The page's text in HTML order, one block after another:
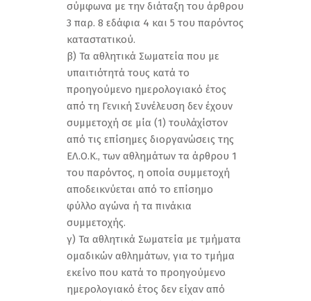
σύμφωνα με την διάταξη του άρθρου
3 παρ. 8 εδάφια 4 και 5 του παρόντος
καταστατικού.
β) Τα αθλητικά Σωματεία που με
υπαιτιότητά τους κατά το
προηγούμενο ημερολογιακό έτος
από τη Γενική Συνέλευση δεν έχουν
συμμετοχή σε μία (1) τουλάχίστον
από τις επίσημες διοργανώσεις της
ΕΛ.Ο.Κ., των αθλημάτων τα άρθρου 1
του παρόντος, η οποία συμμετοχή
αποδεικνύεται από το επίσημο
φύλλο αγώνα ή τα πινάκια
συμμετοχής.
γ) Τα αθλητικά Σωματεία με τμήματα
ομαδικών αθλημάτων, για το τμήμα
εκείνο που κατά το προηγούμενο
ημερολογιακό έτος δεν είχαν από